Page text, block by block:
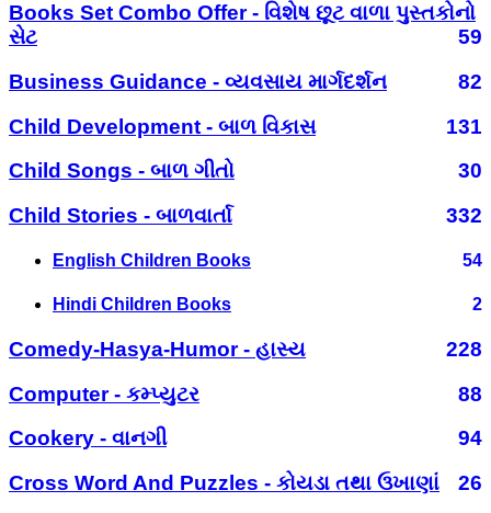
Books Set Combo Offer - વિશેષ છૂટ વાળા પુસ્તકોનો
સેટ
59
Business Guidance - વ્યવસાય માર્ગદર્શન
82
Child Development - બાળ વિકાસ
131
Child Songs - બાળ ગીતો
30
Child Stories - બાળવાર્તા
332
English Children Books 54
Hindi Children Books 2
Comedy-Hasya-Humor - હાસ્ય
228
Computer - કમ્પ્યુટર
88
Cookery - વાનગી
94
Cross Word And Puzzles - કોયડા તથા ઉખાણાં
26